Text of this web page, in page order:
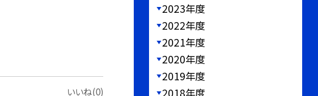
いいね(0)
2023年度
2022年度
2021年度
2020年度
2019年度
2018年度